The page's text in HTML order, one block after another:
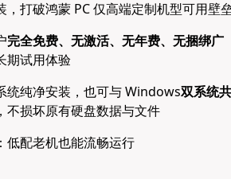
，打破鸿蒙 PC 仅高端定制机型可用壁
完全免费、无激活、无年费、无捆绑广
期试用体验
统纯净安装，也可与 Windows双系统共
不损坏原有硬盘数据与文件
低配老机也能流畅运行